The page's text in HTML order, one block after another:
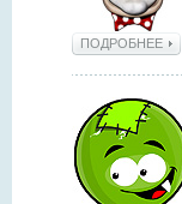
ПОДРОБНЕЕ